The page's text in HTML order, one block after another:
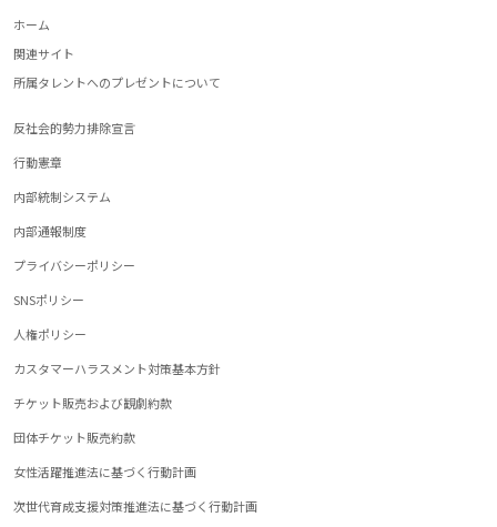
ホーム
関連サイト
所属タレントへのプレゼントについて
反社会的勢力排除宣言
行動憲章
内部統制システム
内部通報制度
プライバシーポリシー
SNSポリシー
人権ポリシー
カスタマーハラスメント対策基本方針
チケット販売および観劇約款
団体チケット販売約款
女性活躍推進法に基づく行動計画
次世代育成支援対策推進法に基づく行動計画